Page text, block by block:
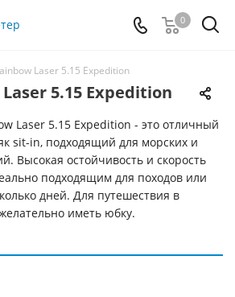
0
Laser 5.15 Expedition
5.15 Expedition
Laser 5.15 Expedition - это отличный
sit-in, подходящий для морских и
Высокая остойчивость и скорость
подходящим для походов или
дней. Для путешествия в
иметь юбку.